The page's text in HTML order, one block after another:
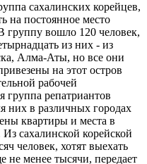
сахалинских корейцев,
на постоянное место
группу вошло 120 человек,
из них - из
Алма-Аты, но все они
на этот остров
рабочей
группа репатриантов
них в различных городах
квартиры и места в
сахалинской корейской
человек, хотят выехать
не менее тысячи, передает